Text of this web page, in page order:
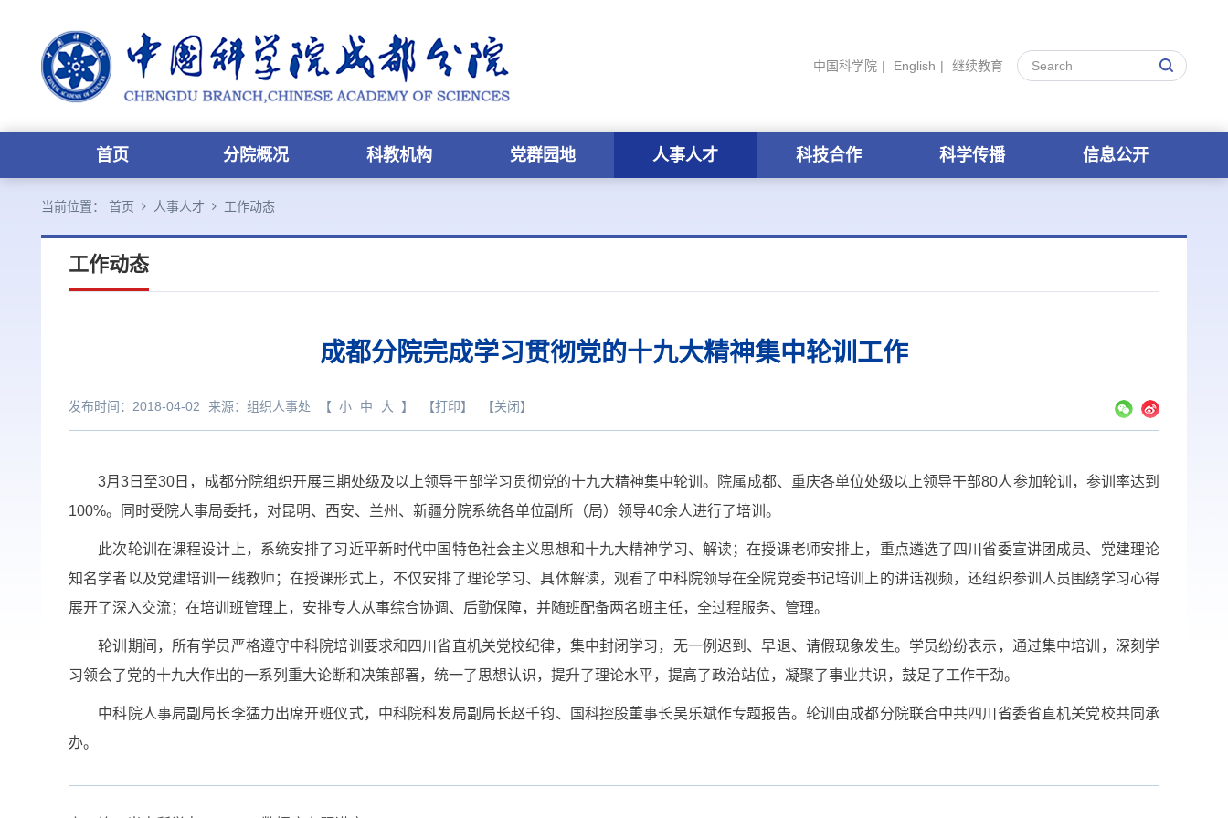
中国科学院 | English | 继续教育
首页 分院概况 科教机构 党群园地 人事人才 科技合作 科学传播 信息公开
当前位置： 首页 人事人才 工作动态
工作动态
成都分院完成学习贯彻党的十九大精神集中轮训工作
发布时间：2018-04-02 来源： 组织人事处 【 小 中 大 】 【打印】 【关闭】
3月3日至30日，成都分院组织开展三期处级及以上领导干部学习贯彻党的十九大精神集中轮训。院属成都、重庆各单位处级以上领导干部80人参加轮训，参训率达到
100%。同时受院人事局委托，对昆明、西安、兰州、新疆分院系统各单位副所（局）领导40余人进行了培训。
此次轮训在课程设计上，系统安排了习近平新时代中国特色社会主义思想和十九大精神学习、解读；在授课老师安排上，重点遴选了四川省委宣讲团成员、党建理论
知名学者以及党建培训一线教师；在授课形式上，不仅安排了理论学习、具体解读，观看了中科院领导在全院党委书记培训上的讲话视频，还组织参训人员围绕学习心得
展开了深入交流；在培训班管理上，安排专人从事综合协调、后勤保障，并随班配备两名班主任，全过程服务、管理。
轮训期间，所有学员严格遵守中科院培训要求和四川省直机关党校纪律，集中封闭学习，无一例迟到、早退、请假现象发生。学员纷纷表示，通过集中培训，深刻学
习领会了党的十九大作出的一系列重大论断和决策部署，统一了思想认识，提升了理论水平，提高了政治站位，凝聚了事业共识，鼓足了工作干劲。
中科院人事局副局长李猛力出席开班仪式，中科院科发局副局长赵千钧、国科控股董事长吴乐斌作专题报告。轮训由成都分院联合中共四川省委省直机关党校共同承
办。